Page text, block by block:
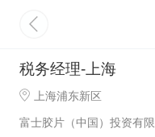
税务经理-上海
上海浦东新区
富士胶片（中国）投资有